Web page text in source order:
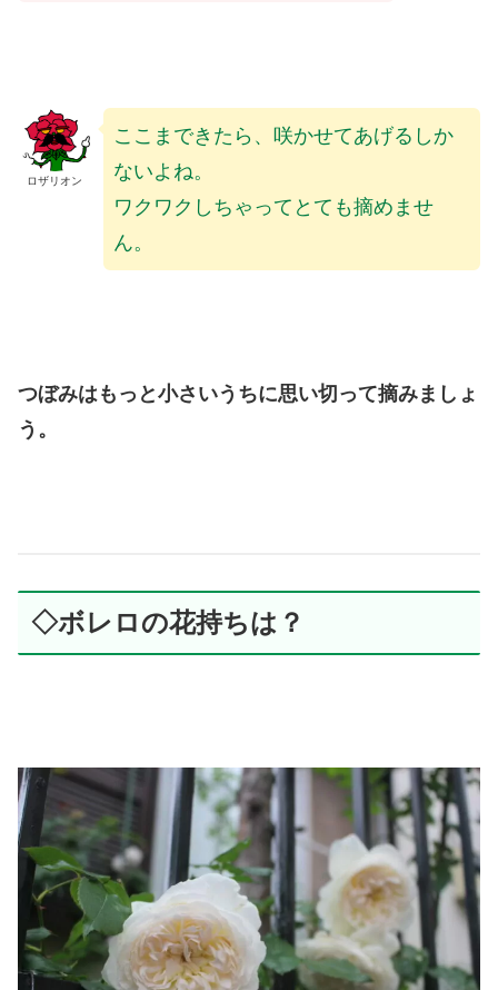
ロザリオン
ここまできたら、咲かせてあげるしか
ないよね。
ワクワクしちゃってとても摘めませ
ん。
つぼみはもっと小さいうちに思い切って摘みましょ
う。
◇ボレロの花持ちは？